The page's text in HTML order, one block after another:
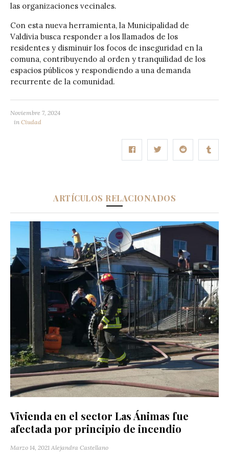
las organizaciones vecinales.
Con esta nueva herramienta, la Municipalidad de
Valdivia busca responder a los llamados de los
residentes y disminuir los focos de inseguridad en la
comuna, contribuyendo al orden y tranquilidad de los
espacios públicos y respondiendo a una demanda
recurrente de la comunidad.
Noviembre 7, 2024
in Ciudad
ARTÍCULOS RELACIONADOS
Vivienda en el sector Las Ánimas fue
afectada por principio de incendio
Marzo 14, 2021 Alejandra Castellano